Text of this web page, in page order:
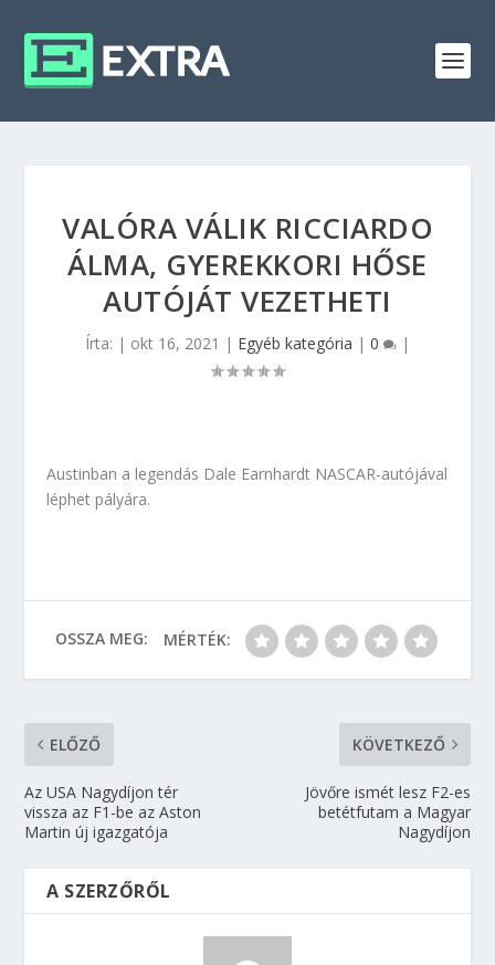
VALÓRA VÁLIK RICCIARDO
ÁLMA, GYEREKKORI HŐSE
AUTÓJÁT VEZETHETI
Írta: | okt 16, 2021 | Egyéb kategória | 0 |
Austinban a legendás Dale Earnhardt NASCAR-autójával
léphet pályára.
OSSZA MEG: MÉRTÉK:
ELŐZŐ
Az USA Nagydíjon tér
vissza az F1-be az Aston
Martin új igazgatója
KÖVETKEZŐ
Jövőre ismét lesz F2-es
betétfutam a Magyar
Nagydíjon
A SZERZŐRŐL